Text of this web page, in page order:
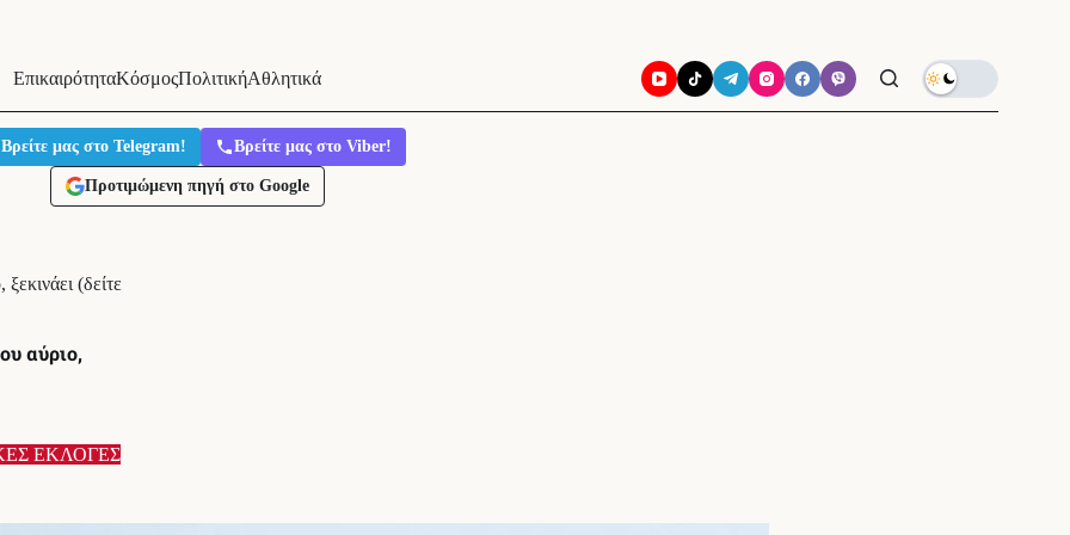
ΕπικαιρότηταΚόσμοςΠολιτικήΑθλητικά
Βρείτε μας στο Telegram! Βρείτε μας στο Viber!
Προτιμώμενη πηγή στο Google
(δείτε
αύριο,
ΕΚΛΟΓΕΣ